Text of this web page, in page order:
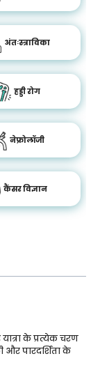
अंतःस्त्राविका
हड्डी रोग
नेफ्रोलॉजी
कैंसर विज्ञान
के प्रत्येक चरण
और पारदर्शिता के